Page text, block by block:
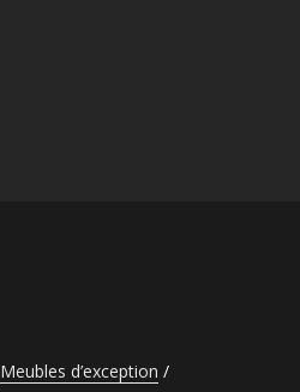
Meubles d’exception